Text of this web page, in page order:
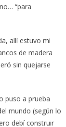
“para
allí estuvo mi
de madera
sin quejarse
puso a prueba
mundo (según lo
debí construir